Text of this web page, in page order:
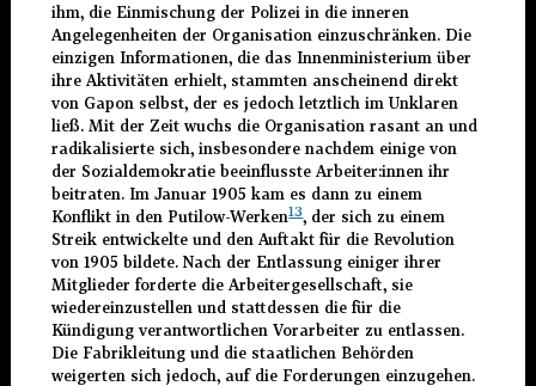
ihm, die Einmischung der Polizei in die inneren
Angelegenheiten der Organisation einzuschränken. Die
einzigen Informationen, die das Innenministerium über
ihre Aktivitäten erhielt, stammten anscheinend direkt
von Gapon selbst, der es jedoch letztlich im Unklaren
ließ. Mit der Zeit wuchs die Organisation rasant an und
radikalisierte sich, insbesondere nachdem einige von
der Sozialdemokratie beeinflusste Arbeiter:innen ihr
beitraten. Im Januar 1905 kam es dann zu einem
Konflikt in den Putilow-Werken13, der sich zu einem
Streik entwickelte und den Auftakt für die Revolution
von 1905 bildete. Nach der Entlassung einiger ihrer
Mitglieder forderte die Arbeitergesellschaft, sie
wiedereinzustellen und stattdessen die für die
Kündigung verantwortlichen Vorarbeiter zu entlassen.
Die Fabrikleitung und die staatlichen Behörden
weigerten sich jedoch, auf die Forderungen einzugehen.